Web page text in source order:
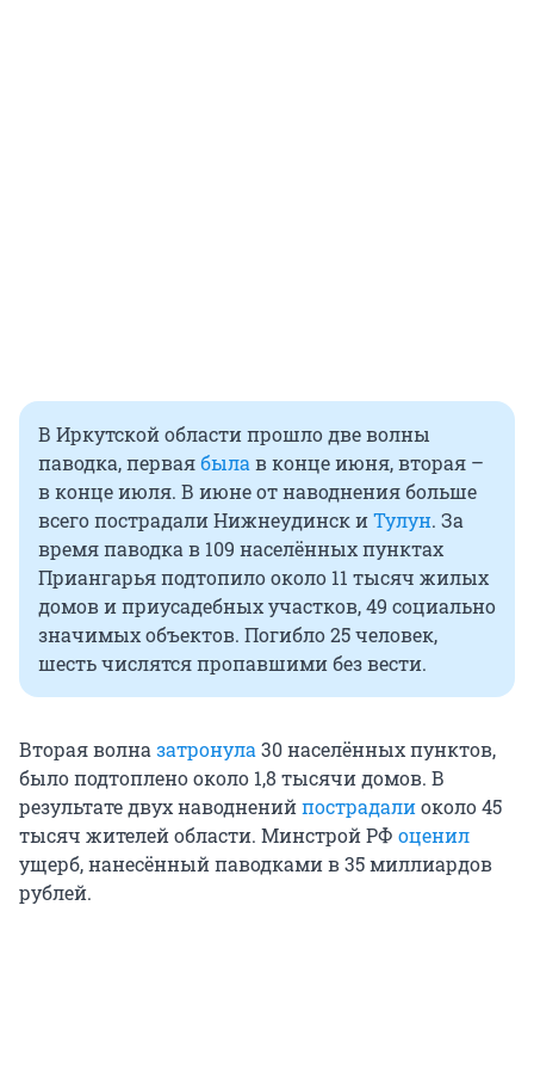
В Иркутской области прошло две волны
паводка, перваябыла в конце июня, вторая –
в конце июля. В июне от наводнения больше
всего пострадали Нижнеудинск иТулун. За
время паводка в 109 населённых пунктах
Приангарья подтопило около 11 тысяч жилых
домов и приусадебных участков, 49 социально
значимых объектов. Погибло 25 человек,
шесть числятся пропавшими без вести.
Вторая волна затронула 30 населённых пунктов,
было подтоплено около 1,8 тысячи домов. В
результате двух наводненийпострадалиоколо 45
тысяч жителей области. Минстрой РФ оценил
ущерб, нанесённый паводками в 35 миллиардов
рублей.